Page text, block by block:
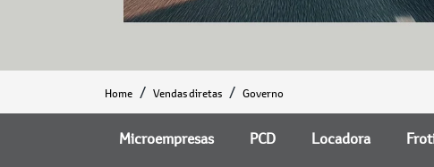
Home Vendas diretas Governo
Microempresas PCD Locadora